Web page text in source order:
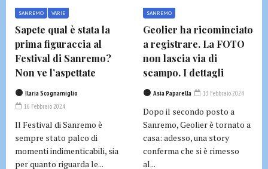
SANREMO VARIE
Sapete qual è stata la
prima figuraccia al
Festival di Sanremo?
Non ve l’aspettate
Ilaria Scognamiglio
16 Febbraio 2024
Il Festival di Sanremo è
sempre stato palco di
momenti indimenticabili, sia
per quanto riguarda le...
SANREMO
Geolier ha ricominciato
a registrare. La FOTO
non lascia via di
scampo. I dettagli
Asia Paparella 13 Febbraio 2024
Dopo il secondo posto a
Sanremo, Geolier è tornato a
casa: adesso, una story
conferma che si è rimesso
al...